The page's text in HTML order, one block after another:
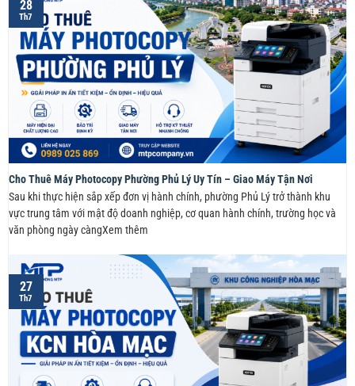
Cho Thuê Máy Photocopy Phường Phủ Lý Uy Tín – Giao Máy Tận Nơi
Sau khi thực hiện sắp xếp đơn vị hành chính, phường Phủ Lý trở thành khu
vực trung tâm với mật độ doanh nghiệp, cơ quan hành chính, trường học và
văn phòng ngày càngXem thêm
28
Th7
27
Th7